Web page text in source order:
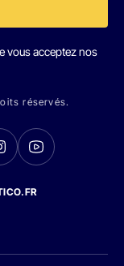
vous acceptez nos
réservés.